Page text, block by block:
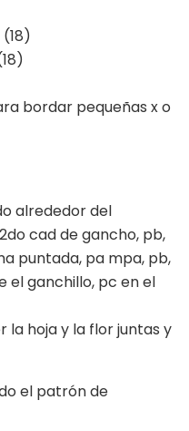
bordar pequeñas x o
alrededor del
cad de gancho, pb,
puntada, pa mpa, pb,
el ganchillo, pc en el
la hoja y la flor juntas y
el patrón de